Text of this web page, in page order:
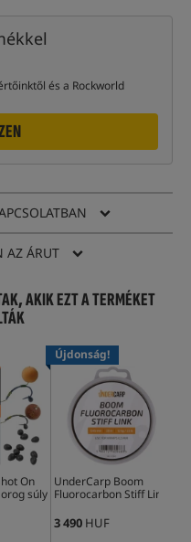
és a Rockworld
AZ ÁRUT
AKIK EZT A TERMÉKET
On
súly
Újdonság!
UnderCarp Boom
Fluorocarbon Stiff Link
3 490 HUF